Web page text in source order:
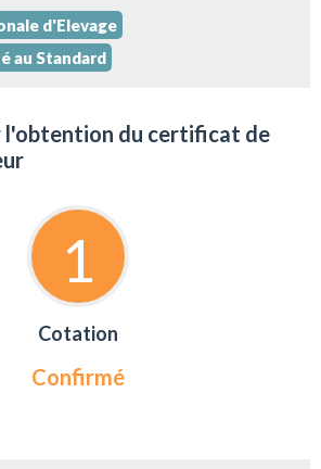
d'Elevage
au Standard
l'obtention du certificat de
1
Cotation
Confirmé